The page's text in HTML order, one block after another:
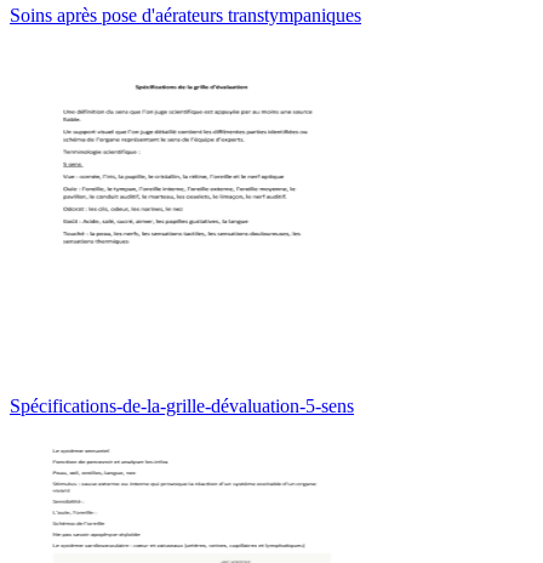
Soins après pose d'aérateurs transtympaniques
Spécifications-de-la-grille-dévaluation-5-sens